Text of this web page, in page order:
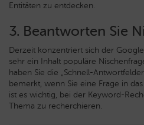
Entitäten zu entdecken.
3. Beantworten Sie
Derzeit konzentriert sich der
sehr ein Inhalt populäre
haben Sie die „Schnell-
bemerkt, wenn Sie eine Frage in
ist es wichtig, bei der Keyword-
Thema zu recherchieren.